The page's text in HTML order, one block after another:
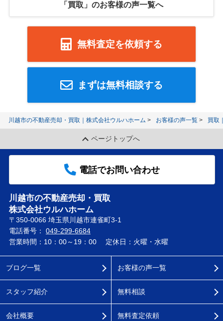
「買取」のお客様の声一覧へ
無料査定を依頼する
まずは無料相談する
川越市の不動産売却・買取｜株式会社ウルハホーム お客様の声一覧 買取
ページトップへ
電話でお問い合わせ
川越市の不動産売却・買取
株式会社ウルハホーム
〒350-0066 埼玉県川越市連雀町3-1
電話番号： 049-299-6684
営業時間：10：00～19：00
定休日：火曜・水曜
ブログ一覧
スタッフ紹介
会社概要
お客様の声一覧
無料相談
無料査定依頼